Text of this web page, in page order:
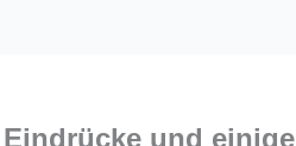
und einige